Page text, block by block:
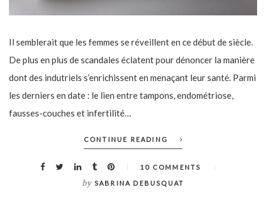
Il semblerait que les femmes se réveillent en ce début de siècle.
De plus en plus de scandales éclatent pour dénoncer la manière
dont des indutriels s’enrichissent en menaçant leur santé. Parmi
les derniers en date : le lien entre tampons, endométriose,
fausses-couches et infertilité…
CONTINUE READING
10 COMMENTS
by SABRINA DEBUSQUAT